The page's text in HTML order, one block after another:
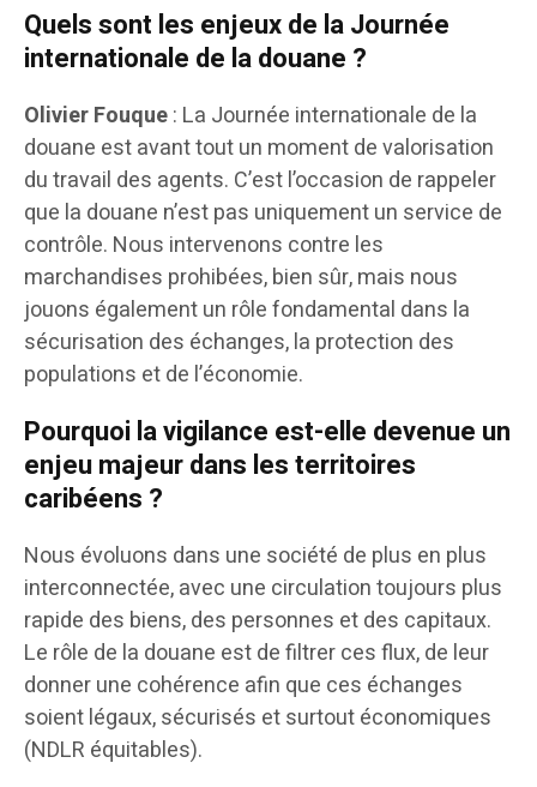
Quels sont les enjeux de la Journée
internationale de la douane ?
Olivier Fouque: La Journée internationale de la
douane est avant tout un moment de valorisation
du travail des agents. C’est l’occasion de rappeler
que la douane n’est pas uniquement un service de
contrôle. Nous intervenons contre les
marchandises prohibées, bien sûr, mais nous
jouons également un rôle fondamental dans la
sécurisation des échanges, la protection des
populations et de l’économie.
Pourquoi la vigilance est-elle devenue un
enjeu majeur dans les territoires
caribéens ?
Nous évoluons dans une société de plus en plus
interconnectée, avec une circulation toujours plus
rapide des biens, des personnes et des capitaux.
Le rôle de la douane est de filtrer ces flux, de leur
donner une cohérence afin que ces échanges
soient légaux, sécurisés et surtout économiques
(NDLR équitables).